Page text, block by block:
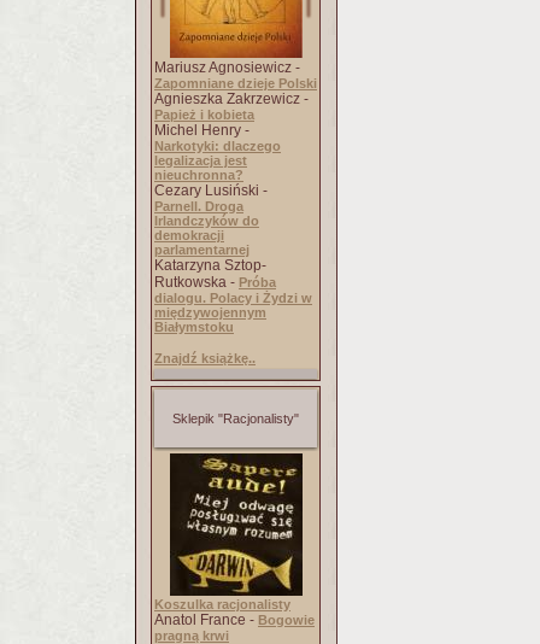
Mariusz Agnosiewicz -
Zapomniane dzieje Polski
Agnieszka Zakrzewicz -
Papież i kobieta
Michel Henry -
Narkotyki: dlaczego
legalizacja jest
nieuchronna?
Cezary Lusiński -
Parnell. Droga
Irlandczyków do
demokracji
parlamentarnej
Katarzyna Sztop-
Rutkowska - Próba
dialogu. Polacy i Żydzi w
międzywojennym
Białymstoku
Znajdź książkę..
Sklepik "Racjonalisty"
Koszulka racjonalisty
Anatol France - Bogowie
pragną krwi